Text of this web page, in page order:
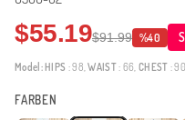
$55.19$91.99 %40
Model: HIPS : 98,WAIST: 66,CHEST :
FARBEN